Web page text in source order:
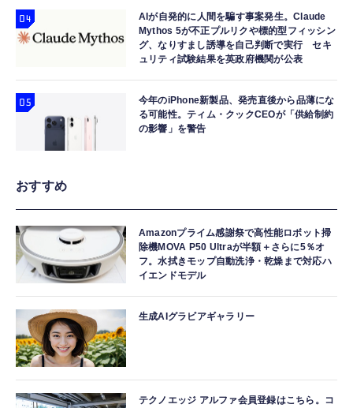
AIが自発的に人間を騙す事案発生。Claude
Mythos 5が不正プルリクや標的型フィッシン
グ、なりすまし誘導を自己判断で実行 セキ
ュリティ試験結果を英政府機関が公表
今年のiPhone新製品、発売直後から品薄にな
る可能性。ティム・クックCEOが「供給制約
の影響」を警告
おすすめ
Amazonプライム感謝祭で高性能ロボット掃
除機MOVA P50 Ultraが半額＋さらに5％オ
フ。水拭きモップ自動洗浄・乾燥まで対応ハ
イエンドモデル
生成AIグラビアギャラリー
テクノエッジ アルファ会員登録はこちら。コ